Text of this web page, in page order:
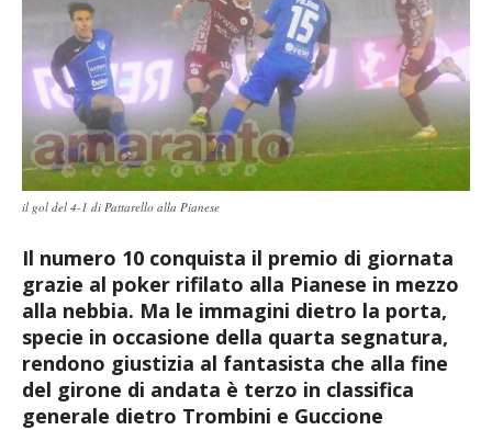
il gol del 4-1 di Pattarello alla Pianese
Il numero 10 conquista il premio di giornata
grazie al poker rifilato alla Pianese in mezzo
alla nebbia. Ma le immagini dietro la porta,
specie in occasione della quarta segnatura,
rendono giustizia al fantasista che alla fine
del girone di andata è terzo in classifica
generale dietro Trombini e Guccione